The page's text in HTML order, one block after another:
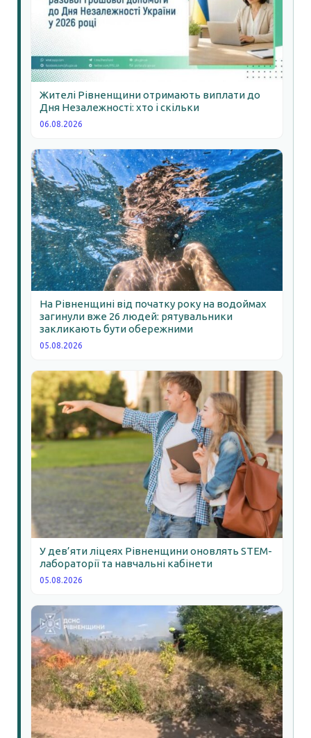
Жителі Рівненщини отримають виплати до
Дня Незалежності: хто і скільки
06.08.2026
На Рівненщині від початку року на водоймах
загинули вже 26 людей: рятувальники
закликають бути обережними
05.08.2026
У дев’яти ліцеях Рівненщини оновлять STEM-
лабораторії та навчальні кабінети
05.08.2026